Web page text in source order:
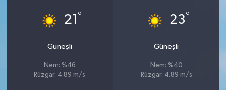
21 °
Güneşli
Nem: %46
Rüzgar: 4.89 m/s
23°
Güneşli
Nem: %40
Rüzgar: 4.89 m/s